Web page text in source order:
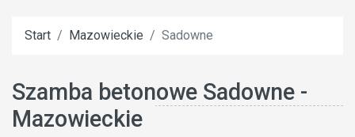
Start Mazowieckie Sadowne
Szamba betonowe Sadowne -
Mazowieckie